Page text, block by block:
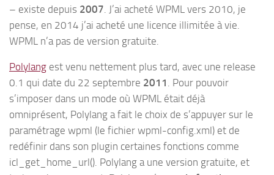
– existe depuis 2007 . J’ai acheté WPML vers 2010, je
pense, en 2014 j’ai acheté une licence illimitée à vie.
WPML n’a pas de version gratuite.
Polylang est venu nettement plus tard, avec une release
0.1 qui date du 22 septembre 2011 . Pour pouvoir
s’imposer dans un mode où WPML était déjà
omniprésent, Polylang a fait le choix de s’appuyer sur le
paramétrage wpml (le fichier wpml-config.xml) et de
redéfinir dans son plugin certaines fonctions comme
icl_get_home_url(). Polylang a une version gratuite, et